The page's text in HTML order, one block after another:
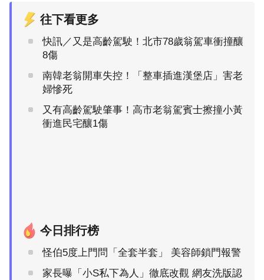
往下看更多
快訊／又是高齡駕駛！北市78歲翁駕車衝撞釀
8傷
南韓老翁開車失控！「整車插進漢堡店」害老
婦慘死
又有高齡駕駛肇事！高市老翁駕賓士擦撞小黃
衝進民宅釀1傷
今日排行榜
怪伯5度上門問「全套半套」 美容師鎖門報警
家長曝「小S私下為人」徹底改觀 網友洗版認